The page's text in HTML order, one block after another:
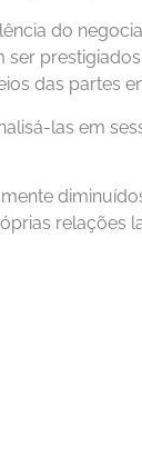
do
das partes
las em
relações